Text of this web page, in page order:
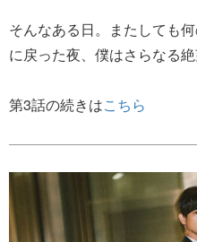
そんなある日。またしても
に戻った夜、僕はさらなる
第3話の続きはこちら